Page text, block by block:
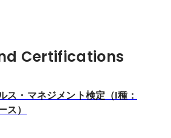
Certifications
ス・マネジメント検定（I種：
ス）